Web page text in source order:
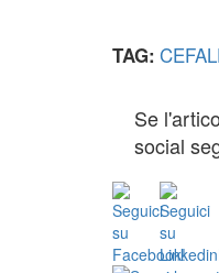
TAG:
Se
social